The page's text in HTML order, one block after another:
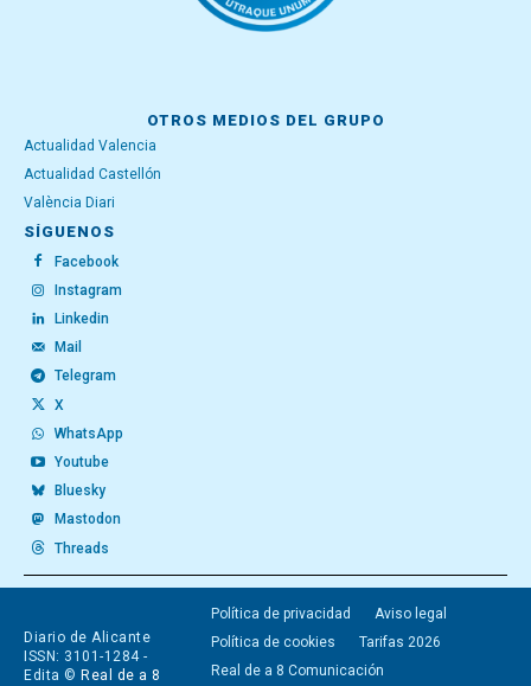
OTROS MEDIOS DEL GRUPO
Actualidad Valencia
Actualidad Castellón
València Diari
SÍGUENOS
Facebook
Instagram
Linkedin
Mail
Telegram
X
WhatsApp
Youtube
Bluesky
Mastodon
Threads
Diario de Alicante
ISSN: 3101-1284 -
Edita © Real de a 8
Política de privacidad
Aviso legal
Política de cookies
Tarifas 2026
Real de a 8 Comunicación